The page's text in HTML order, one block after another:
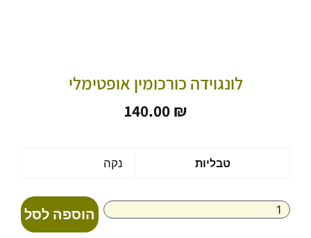
לונגוידה כורכומין אופטימלי
140.00 ₪
טבליות נקה
כורכומין
אופטימלי
הוספה לסל